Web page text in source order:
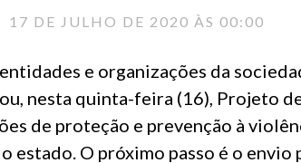
17 DE JULHO DE 2020 ÀS 00:00
e organizações da
nesta quinta-feira (16), Projeto
de proteção e prevenção à
estado. O próximo passo é o envio